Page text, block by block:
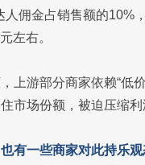
人佣金占销售额的10%
左右。
上游部分商家依赖“低
市场份额，被迫压缩
也有一些商家对此持乐